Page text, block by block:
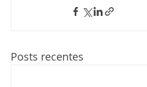
Posts recentes